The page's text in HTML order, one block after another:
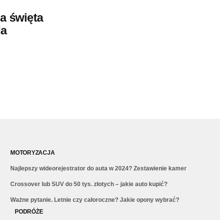
święta
MOTORYZACJA
Najlepszy wideorejestrator do auta w 2024? Zestawienie kamer
Crossover lub SUV do 50 tys. złotych – jakie auto kupić?
Ważne pytanie. Letnie czy całoroczne? Jakie opony wybrać?
PODRÓŻE